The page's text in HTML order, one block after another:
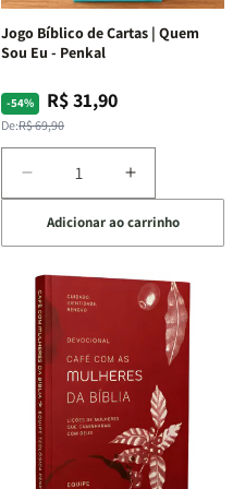
Espirituais
|
Estela
Espirituais
|
Jogo Bíblico de Cartas | Quem
Sou Eu - Penkal
-54%
Preço
normal
De:R$ 69,90
Preço
promocional
R$ 31,90
Diminuir
a
quantidade
de
Jogo
Bíblico
de
Cartas
Quem
Sou
Eu
Penkal
Aumentar
a
quantidade
de
Jogo
Bíblico
Cartas
|
Quem
Sou
Eu
-
Penkal
Adicionar ao carrinho